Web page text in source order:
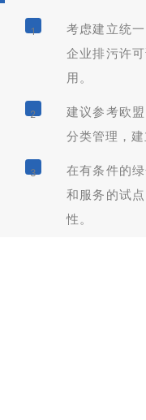
1
考虑建立统
企业排污许
用。
2
建议参考欧
分类管理，建
3
在有条件的
和服务的试
性。